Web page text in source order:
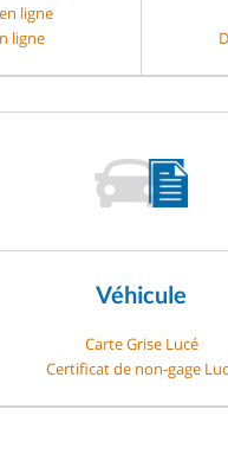
ligne
ligne
Véhicule
Carte Grise Lucé
Certificat de non-gage